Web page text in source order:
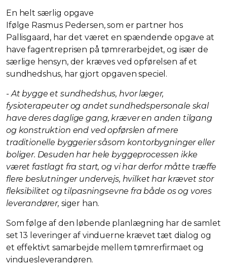
En helt særlig opgave
Ifølge Rasmus Pedersen, som er partner hos
Pallisgaard, har det været en spændende opgave at
have fagentreprisen på tømrerarbejdet, og især de
særlige hensyn, der kræves ved opførelsen af et
sundhedshus, har gjort opgaven speciel.
- At bygge et sundhedshus, hvor læger,
fysioterapeuter og andet sundhedspersonale skal
have deres daglige gang, kræver en anden tilgang
og konstruktion end ved opførslen af mere
traditionelle byggerier såsom kontorbygninger eller
boliger. Desuden har hele byggeprocessen ikke
været fastlagt fra start, og vi har derfor måtte træffe
flere beslutninger undervejs, hvilket har krævet stor
fleksibilitet og tilpasningsevne fra både os og vores
leverandører, siger han.
Som følge af den løbende planlægning har de samlet
set 13 leveringer af vinduerne krævet tæt dialog og
et effektivt samarbejde mellem tømrerfirmaet og
vinduesleverandøren.